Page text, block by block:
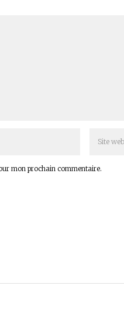
mon prochain commentaire.